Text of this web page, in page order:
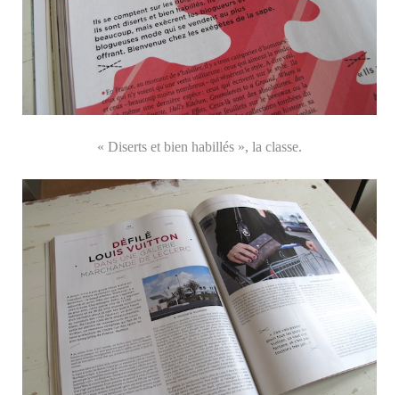
« Diserts et bien habillés », la classe.